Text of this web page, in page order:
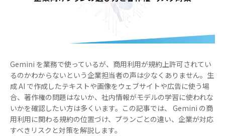
Gemini を業務で使っているが、商用利用が規約上許可されてい
るのかわからないという企業担当者の声は少なくありません。生
成 AI で作成したテキストや画像をウェブサイトや広告に使う場
合、著作権の問題はないか、社内情報がモデルの学習に使われな
いかを確認したい方は多くいます。この記事では、 Gemini の商
用利用に関わる規約の位置づけ、プランごとの違い、企業が対応
すべきリスクと対策を解説します。